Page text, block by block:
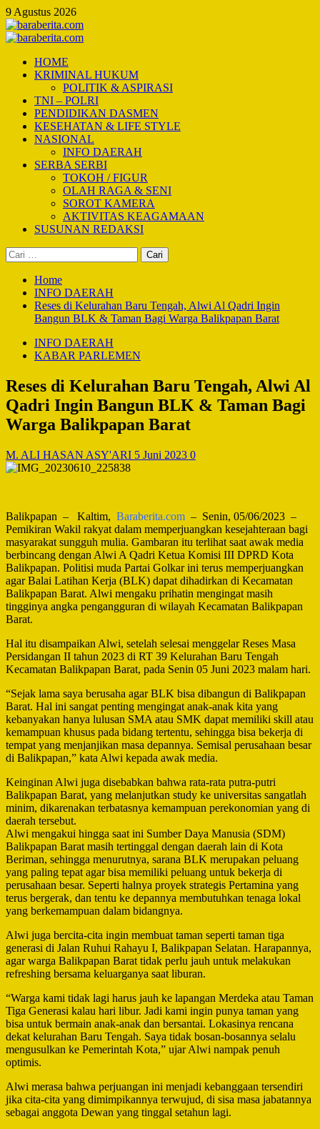
Skip
to
content
9 Agustus 2026
Primary
HOME
KRIMINAL HUKUM
POLITIK & ASPIRASI
TNI – POLRI
PENDIDIKAN DASMEN
KESEHATAN & LIFE STYLE
NASIONAL
INFO DAERAH
SERBA SERBI
TOKOH / FIGUR
OLAH RAGA & SENI
SOROT KAMERA
AKTIVITAS KEAGAMAAN
SUSUNAN REDAKSI
Cari
untuk:
Home
INFO DAERAH
Reses di Kelurahan Baru Tengah, Alwi Al Qadri Ingin
Bangun BLK & Taman Bagi Warga Balikpapan Barat
INFO DAERAH
KABAR PARLEMEN
Reses di Kelurahan Baru Tengah, Alwi Al
Qadri Ingin Bangun BLK & Taman Bagi
Warga Balikpapan Barat
M. ALI HASAN ASY'ARI 5 Juni 2023 0
Balikpapan – Kaltim, Baraberita.com – Senin, 05/06/2023 –
Pemikiran Wakil rakyat dalam memperjuangkan kesejahteraan bagi
masyarakat sungguh mulia. Gambaran itu terlihat saat awak media
berbincang dengan Alwi A Qadri Ketua Komisi III DPRD Kota
Balikpapan. Politisi muda Partai Golkar ini terus memperjuangkan
agar Balai Latihan Kerja (BLK) dapat dihadirkan di Kecamatan
Balikpapan Barat. Alwi mengaku prihatin mengingat masih
tingginya angka pengangguran di wilayah Kecamatan Balikpapan
Barat.
Hal itu disampaikan Alwi, setelah selesai menggelar Reses Masa
Persidangan II tahun 2023 di RT 39 Kelurahan Baru Tengah
Kecamatan Balikpapan Barat, pada Senin 05 Juni 2023 malam hari.
“Sejak lama saya berusaha agar BLK bisa dibangun di Balikpapan
Barat. Hal ini sangat penting mengingat anak-anak kita yang
kebanyakan hanya lulusan SMA atau SMK dapat memiliki skill atau
kemampuan khusus pada bidang tertentu, sehingga bisa bekerja di
tempat yang menjanjikan masa depannya. Semisal perusahaan besar
di Balikpapan,” kata Alwi kepada awak media.
Keinginan Alwi juga disebabkan bahwa rata-rata putra-putri
Balikpapan Barat, yang melanjutkan study ke universitas sangatlah
minim, dikarenakan terbatasnya kemampuan perekonomian yang di
daerah tersebut.
Alwi mengakui hingga saat ini Sumber Daya Manusia (SDM)
Balikpapan Barat masih tertinggal dengan daerah lain di Kota
Beriman, sehingga menurutnya, sarana BLK merupakan peluang
yang paling tepat agar bisa memiliki peluang untuk bekerja di
perusahaan besar. Seperti halnya proyek strategis Pertamina yang
terus bergerak, dan tentu ke depannya membutuhkan tenaga lokal
yang berkemampuan dalam bidangnya.
Alwi juga bercita-cita ingin membuat taman seperti taman tiga
generasi di Jalan Ruhui Rahayu I, Balikpapan Selatan. Harapannya,
agar warga Balikpapan Barat tidak perlu jauh untuk melakukan
refreshing bersama keluarganya saat liburan.
“Warga kami tidak lagi harus jauh ke lapangan Merdeka atau Taman
Tiga Generasi kalau hari libur. Jadi kami ingin punya taman yang
bisa untuk bermain anak-anak dan bersantai. Lokasinya rencana
dekat kelurahan Baru Tengah. Saya tidak bosan-bosannya selalu
mengusulkan ke Pemerintah Kota,” ujar Alwi nampak penuh
optimis.
Alwi merasa bahwa perjuangan ini menjadi kebanggaan tersendiri
jika cita-cita yang dimimpikannya terwujud, di sisa masa jabatannya
sebagai anggota Dewan yang tinggal setahun lagi.